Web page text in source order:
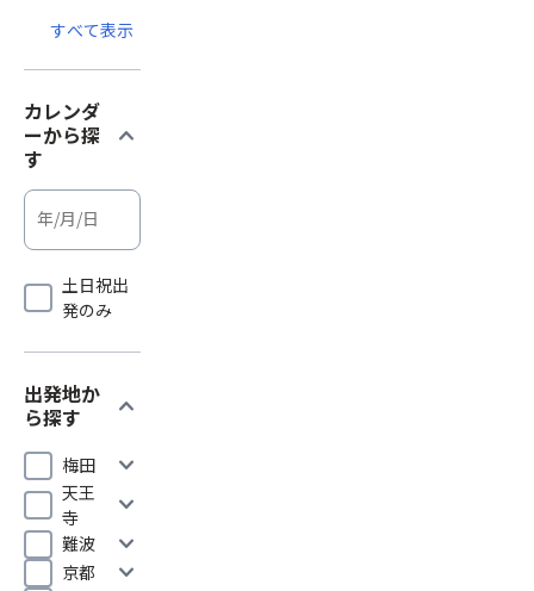
すべて表示
カレンダ
ーから探
す
expand_more
土日祝出
発のみ
出発地か
ら探す
expand_more
梅田 expand_more
天王
寺
expand_more
難波 expand_more
京都 expand_more